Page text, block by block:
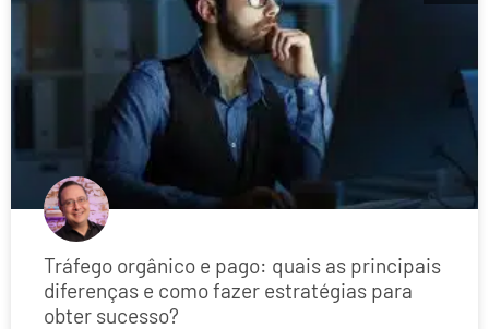
Tráfego orgânico e pago: quais as principais
diferenças e como fazer estratégias para
obter sucesso?